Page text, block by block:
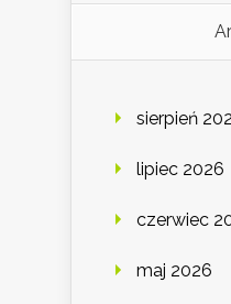
sierpień
lipiec 2026
czerwiec
maj 2026